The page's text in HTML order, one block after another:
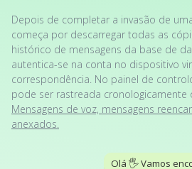
Depois de completar a invasão de
começa por descarregar todas as
histórico de mensagens da base de
autentica-se na conta no dispositivo
correspondência. No painel de
pode ser rastreada cronologicamente
Mensagens de voz, mensagens
anexados.
Olá 🖐 Vamos